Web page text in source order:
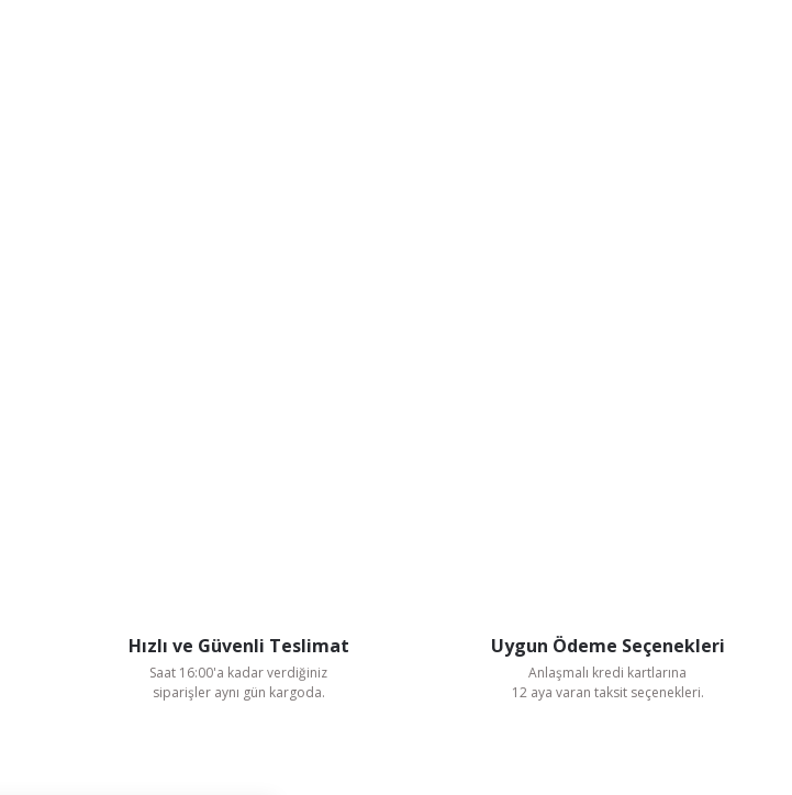
Hızlı ve Güvenli Teslimat
Saat 16:00'a kadar verdiğiniz
siparişler aynı gün kargoda.
Uygun Ödeme Seçenekleri
Anlaşmalı kredi kartlarına
12 aya varan taksit seçenekleri.